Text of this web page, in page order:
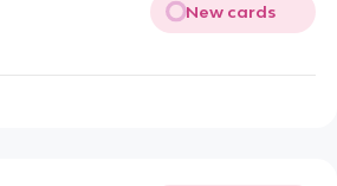
New cards